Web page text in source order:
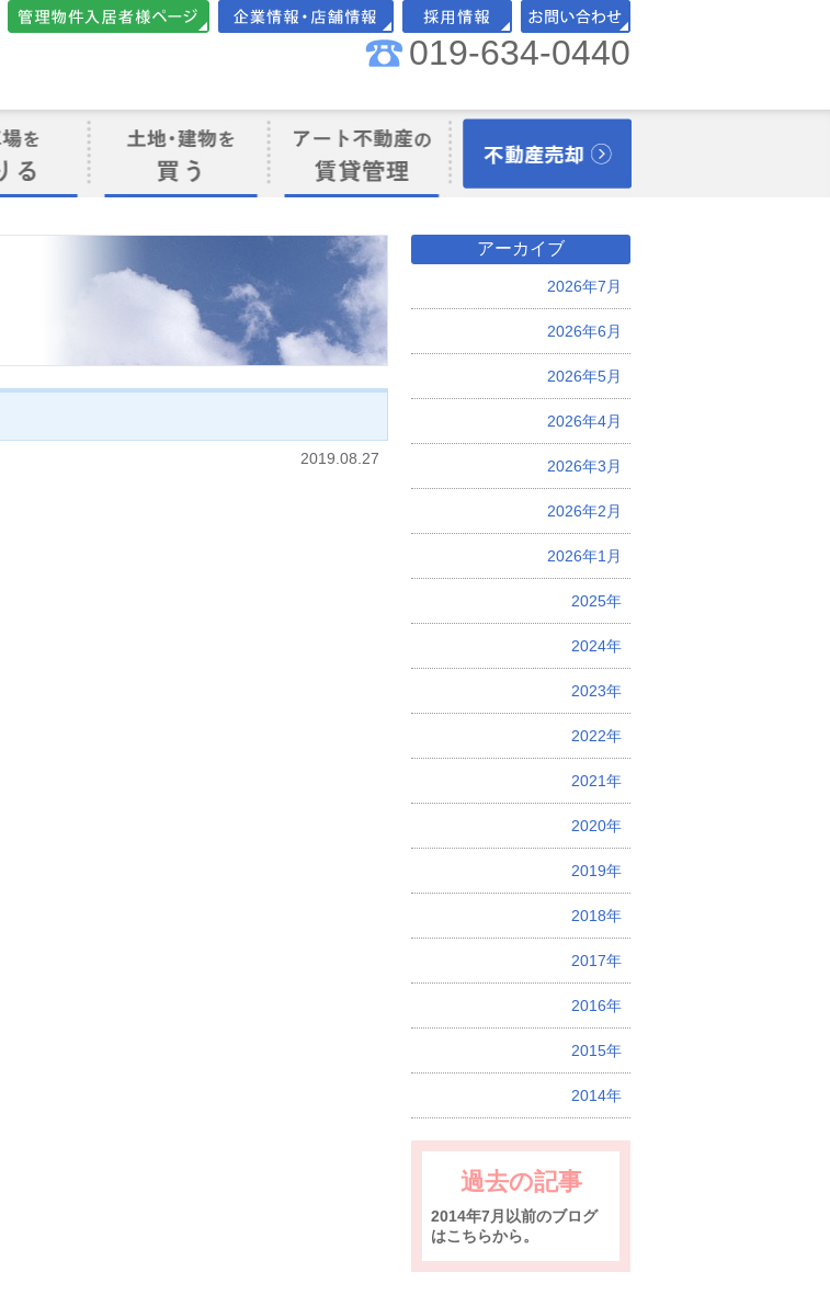
会社案内・店舗情報 採用情報 お問い合わせ
019-634-0440
け
2019.08.27
アーカイブ
2026年7月
2026年6月
2026年5月
2026年4月
2026年3月
2026年2月
2026年1月
2025年
2024年
2023年
2022年
2021年
2020年
2019年
2018年
2017年
2016年
2015年
2014年
過去の記事
2014年7月以前のブログ
はこちらから。